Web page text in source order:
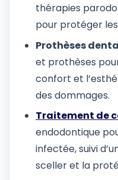
thérapies
pour protéger
Prothèses
et prothèses
confort et
des dommages.
Traitement de
endodontique
infectée, suivi
sceller et la